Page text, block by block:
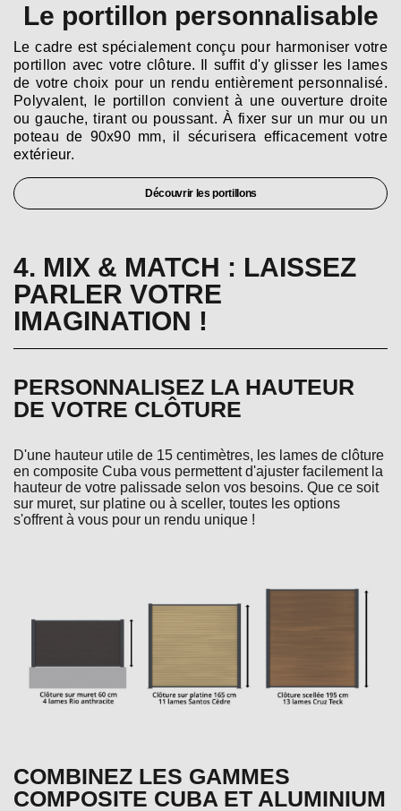
Le portillon personnalisable
Le cadre est spécialement conçu pour harmoniser votre
portillon avec votre clôture. Il suffit d'y glisser les lames
de votre choix pour un rendu entièrement personnalisé.
Polyvalent, le portillon convient à une ouverture droite
ou gauche, tirant ou poussant. À fixer sur un mur ou un
poteau de 90x90 mm, il sécurisera efficacement votre
extérieur.
Découvrir les portillons
4. MIX & MATCH : LAISSEZ
PARLER VOTRE
IMAGINATION !
PERSONNALISEZ LA HAUTEUR
DE VOTRE CLÔTURE
D'une hauteur utile de 15 centimètres, les lames de clôture
en composite Cuba vous permettent d'ajuster facilement la
hauteur de votre palissade selon vos besoins. Que ce soit
sur muret, sur platine ou à sceller, toutes les options
s'offrent à vous pour un rendu unique !
COMBINEZ LES GAMMES
COMPOSITE CUBA ET ALUMINIUM